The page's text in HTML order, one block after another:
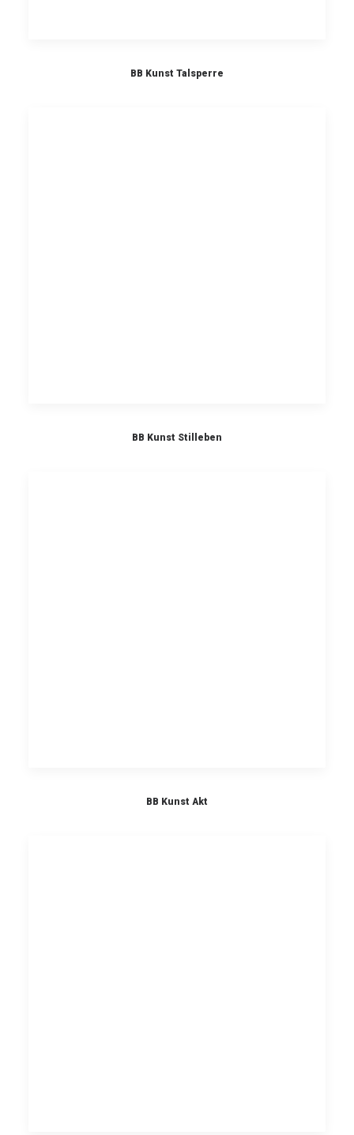
BB Kunst Talsperre
BB Kunst Stilleben
BB Kunst Akt